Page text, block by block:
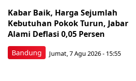
Bandung
Kabar Baik, Harga Sejumlah
Kebutuhan Pokok Turun, Jabar
Alami Deflasi 0,05 Persen
Jumat, 7 Agu 2026 - 15:55